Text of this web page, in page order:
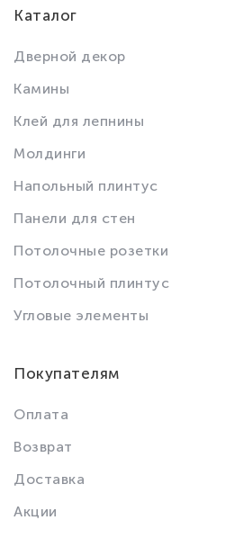
Каталог
Дверной декор
Камины
Клей для лепнины
Молдинги
Напольный плинтус
Панели для стен
Потолочные розетки
Потолочный плинтус
Угловые элементы
Покупателям
Оплата
Возврат
Доставка
Акции